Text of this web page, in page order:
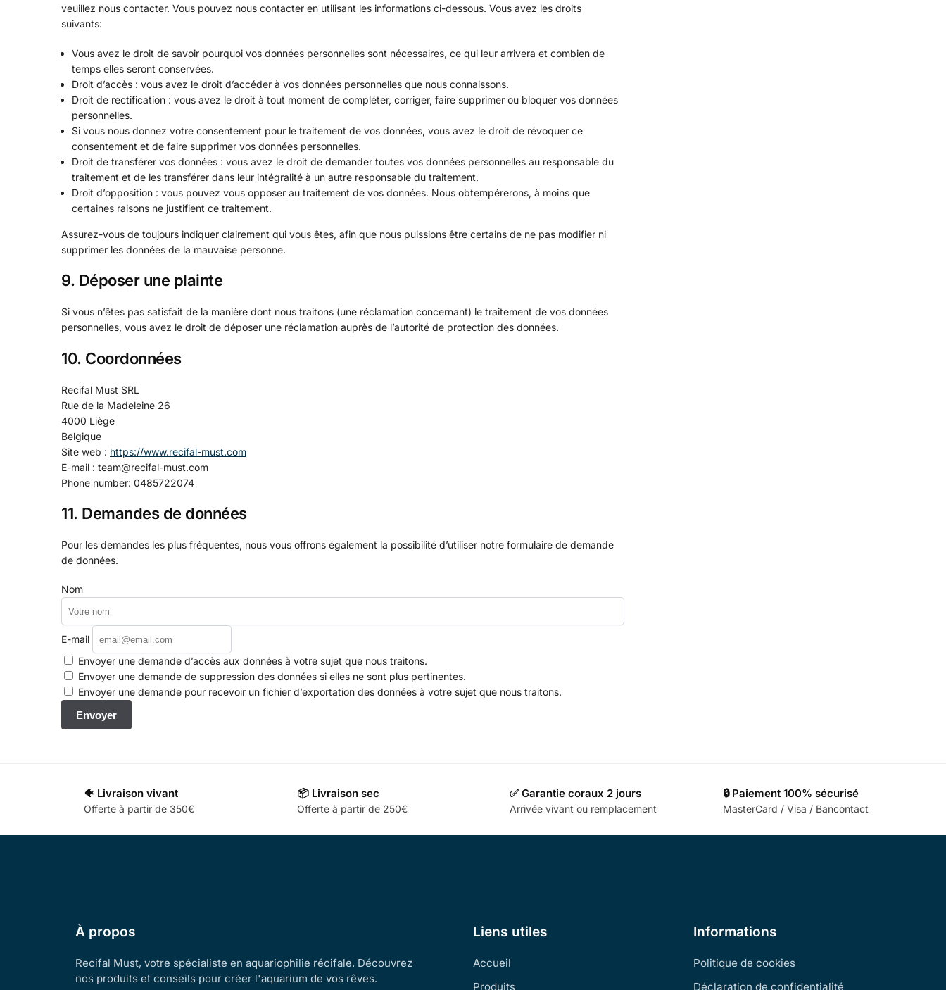
veuillez nous contacter. Vous pouvez nous contacter en utilisant les informations ci-dessous. Vous avez les droits
suivants:
Vous avez le droit de savoir pourquoi vos données personnelles sont nécessaires, ce qui leur arrivera et combien de
temps elles seront conservées.
Droit d’accès : vous avez le droit d’accéder à vos données personnelles que nous connaissons.
Droit de rectification : vous avez le droit à tout moment de compléter, corriger, faire supprimer ou bloquer vos données
personnelles.
Si vous nous donnez votre consentement pour le traitement de vos données, vous avez le droit de révoquer ce
consentement et de faire supprimer vos données personnelles.
Droit de transférer vos données : vous avez le droit de demander toutes vos données personnelles au responsable du
traitement et de les transférer dans leur intégralité à un autre responsable du traitement.
Droit d’opposition : vous pouvez vous opposer au traitement de vos données. Nous obtempérerons, à moins que
certaines raisons ne justifient ce traitement.
Assurez-vous de toujours indiquer clairement qui vous êtes, afin que nous puissions être certains de ne pas modifier ni
supprimer les données de la mauvaise personne.
9. Déposer une plainte
Si vous n’êtes pas satisfait de la manière dont nous traitons (une réclamation concernant) le traitement de vos données
personnelles, vous avez le droit de déposer une réclamation auprès de l’autorité de protection des données.
10. Coordonnées
Recifal Must SRL
Rue de la Madeleine 26
4000 Liège
Belgique
Site web : https://www.recifal-must.com
E-mail : team@recifal-must.com
Phone number: 0485722074
11. Demandes de données
Pour les demandes les plus fréquentes, nous vous offrons également la possibilité d’utiliser notre formulaire de demande
de données.
Nom
E-mail
Envoyer une demande d’accès aux données à votre sujet que nous traitons.
Envoyer une demande de suppression des données si elles ne sont plus pertinentes.
Envoyer une demande pour recevoir un fichier d’exportation des données à votre sujet que nous traitons.
🐠 Livraison vivant
Offerte à partir de 350€
📦 Livraison sec
Offerte à partir de 250€
✅ Garantie coraux 2 jours
Arrivée vivant ou remplacement
🔒 Paiement 100% sécurisé
MasterCard / Visa / Bancontact
À propos
Recifal Must, votre spécialiste en aquariophilie récifale. Découvrez
nos produits et conseils pour créer l'aquarium de vos rêves.
Liens utiles
Accueil
Produits
Informations
Politique de cookies
Déclaration de confidentialité